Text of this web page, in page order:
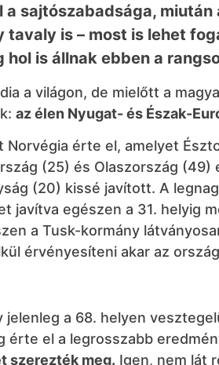
sajtószabadsága, miután
tavaly is – most is lehet
is állnak ebben a
a világon, de mielőtt a
az élen Nyugat- és Észak-
Norvégia érte el, amelyet
(25) és Olaszország (49)
(20) kissé javított. A
javítva egészen a 31. helyig
a Tusk-kormány
érvényesíteni akar az
a 68. helyen
érte el a legrosszabb
szerezték meg. Igen, nem lát